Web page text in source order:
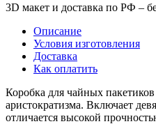
3D макет и доставка по РФ –
Описание
Условия изготовления
Доставка
Как оплатить
Коробка для чайных
аристократизма. Включает
отличается высокой